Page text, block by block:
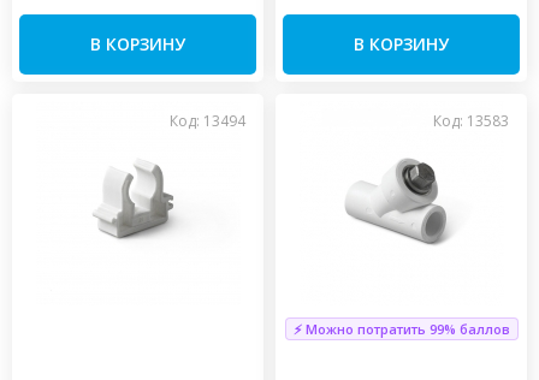
В КОРЗИНУ В КОРЗИНУ
Код: 13494 Код: 13583
⚡ Можно потратить 99% баллов